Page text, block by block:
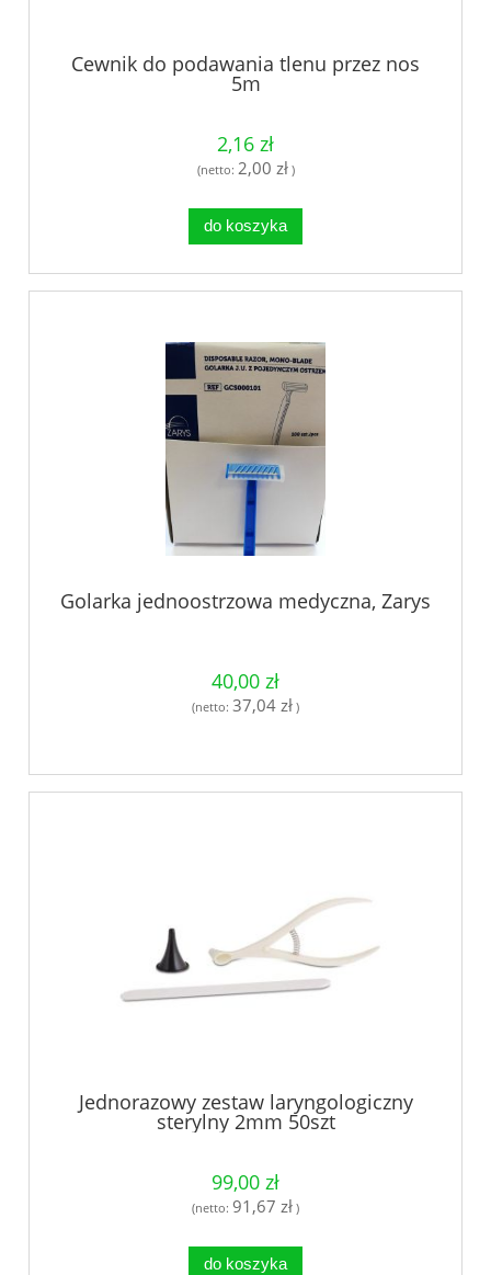
Cewnik do podawania tlenu przez nos
5m
2,16 zł
(netto: 2,00 zł)
do koszyka
Golarka jednoostrzowa medyczna, Zarys
40,00 zł
(netto: 37,04 zł )
Jednorazowy zestaw laryngologiczny
sterylny 2mm 50szt
99,00 zł
(netto: 91,67 zł )
do koszyka